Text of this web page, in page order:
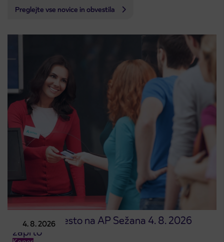
Preglejte vse novice in obvestila
4. 8. 2026
Prodajno mesto na AP Sežana 4. 8. 2026
zaprto